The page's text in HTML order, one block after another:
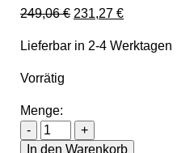
249,06€ Ursprünglicher Preis
231,27 €Aktueller
Lieferbar in 2-4 Werktagen
Vorrätig
Menge:
-
Elmag HM-
+
In den Warenkorb